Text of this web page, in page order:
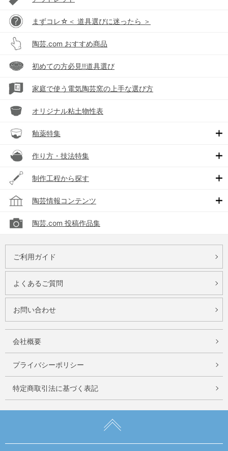
まずコレ☆＜ 道具選びに迷ったら ＞
陶芸.com おすすめ商品
初めての方必見!!道具選び
家庭で使う電気陶芸窯の上手な選び方
オリジナル粘土物性表
釉薬特集
作り方・技法特集
制作工程から探す
陶芸情報コンテンツ
陶芸.com 投稿作品集
ご利用ガイド
よくあるご質問
お問い合わせ
会社概要
プライバシーポリシー
特定商取引法に基づく表記